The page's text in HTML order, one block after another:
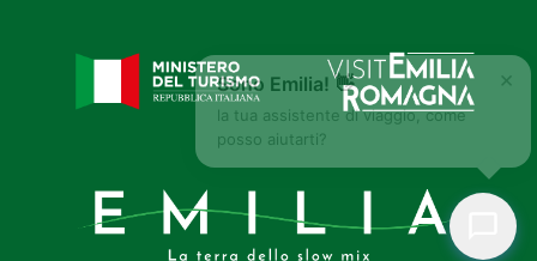
×
Sono Emilia! 👋
la tua assistente di viaggio, come
posso aiutarti?